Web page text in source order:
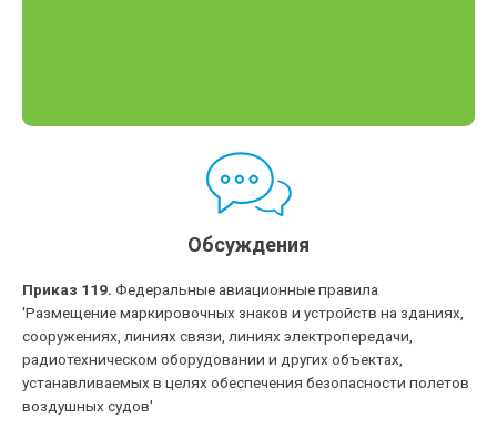
Обсуждения
Приказ 119. Федеральные авиационные правила
'Размещение маркировочных знаков и устройств на зданиях,
сооружениях, линиях связи, линиях электропередачи,
радиотехническом оборудовании и других объектах,
устанавливаемых в целях обеспечения безопасности полетов
воздушных судов'